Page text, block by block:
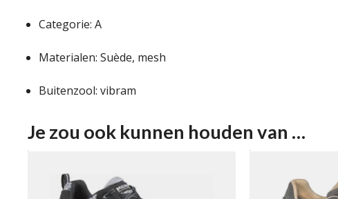
Categorie: A
Materialen: Suède, mesh
Buitenzool: vibram
Je zou ook kunnen houden van …